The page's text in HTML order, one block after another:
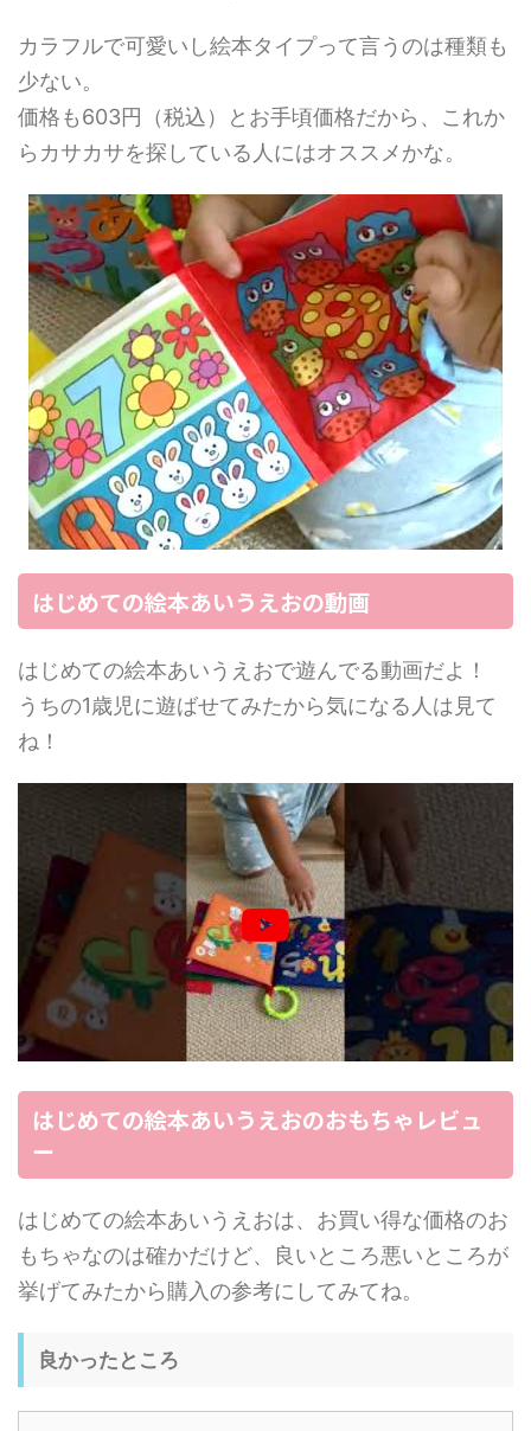
カラフルで可愛いし絵本タイプって言うのは種類も
少ない。
価格も603円（税込）とお手頃価格だから、これか
らカサカサを探している人にはオススメかな。
はじめての絵本あいうえおの動画
はじめての絵本あいうえおで遊んでる動画だよ！
うちの1歳児に遊ばせてみたから気になる人は見て
ね！
はじめての絵本あいうえおのおもちゃレビュ
ー
はじめての絵本あいうえおは、お買い得な価格のお
もちゃなのは確かだけど、良いところ悪いところが
挙げてみたから購入の参考にしてみてね。
良かったところ